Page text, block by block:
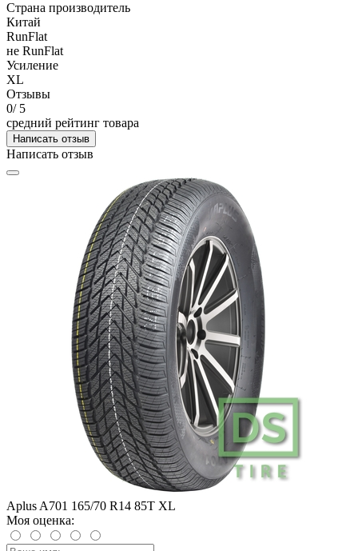
Страна производитель
Китай
RunFlat
не RunFlat
Усиление
XL
Отзывы
0/ 5
средний рейтинг товара
Написать отзыв
Написать отзыв
Aplus A701 165/70 R14 85T XL
Моя оценка: